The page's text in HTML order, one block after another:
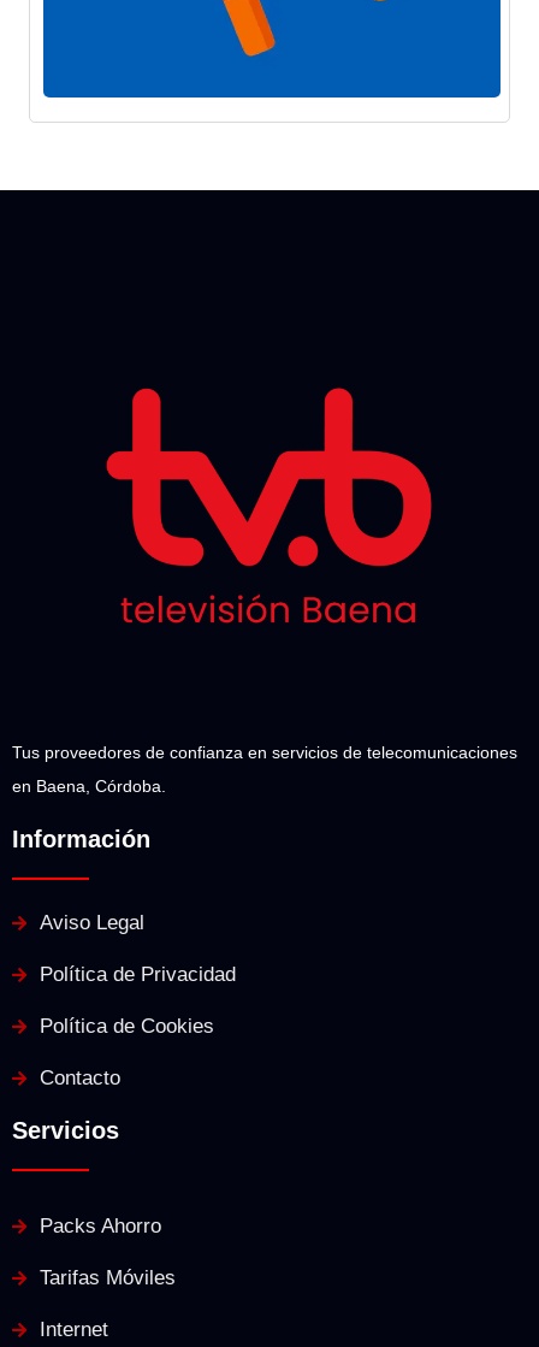
Tus proveedores de confianza en servicios de telecomunicaciones
en Baena, Córdoba.
Información
Aviso Legal
Política de Privacidad
Política de Cookies
Contacto
Servicios
Packs Ahorro
Tarifas Móviles
Internet